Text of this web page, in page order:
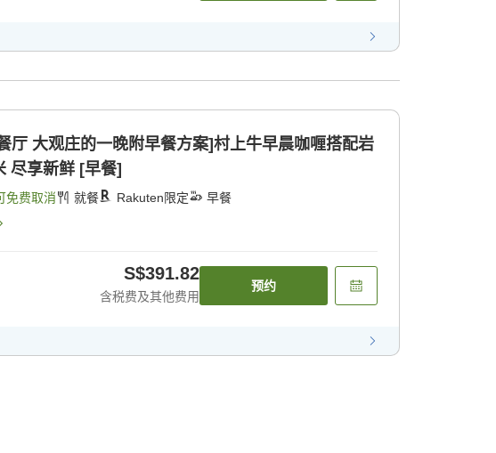
厅 大观庄的一晚附早餐方案]村上牛早晨咖喱搭配岩
尽享新鲜 [早餐]
免费取消 就餐 Rakuten限定 早餐
S$391.82
含税费及其他费用
预约